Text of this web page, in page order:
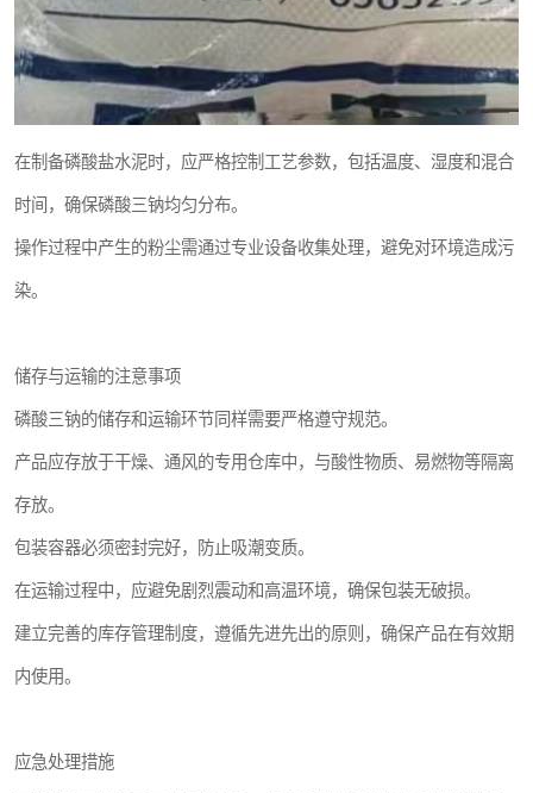
在制备磷酸盐水泥时，应严格控制工艺参数，包括温度、湿度和混合
时间，确保磷酸三钠均匀分布。
操作过程中产生的粉尘需通过专业设备收集处理，避免对环境造成污
染。
储存与运输的注意事项
磷酸三钠的储存和运输环节同样需要严格遵守规范。
产品应存放于干燥、通风的专用仓库中，与酸性物质、易燃物等隔离
存放。
包装容器必须密封完好，防止吸潮变质。
在运输过程中，应避免剧烈震动和高温环境，确保包装无破损。
建立完善的库存管理制度，遵循先进先出的原则，确保产品在有效期
内使用。
应急处理措施